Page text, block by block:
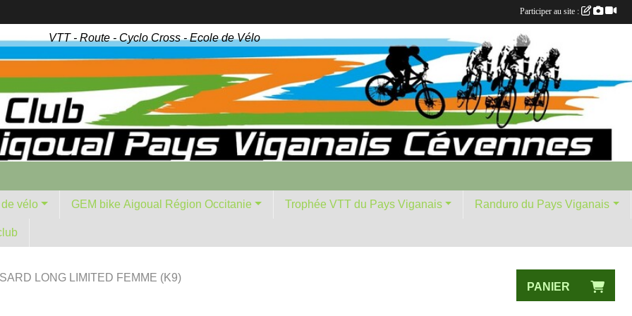
VTT - Route - Cyclo Cross - Ecole de Vélo
vélo GEM bike Aigoual Région Occitanie Trophée VTT du Pays Viganais Randuro du Pays Viganais
LONG LIMITED FEMME (K9)
PANIER
Participer au site :